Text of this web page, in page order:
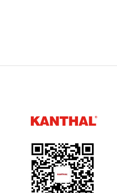
Kanthal®